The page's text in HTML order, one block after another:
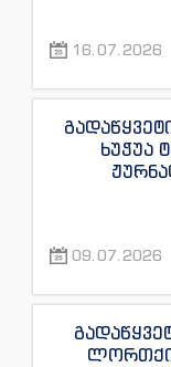
16.07.2026
ხუჭუა
09.07.2026